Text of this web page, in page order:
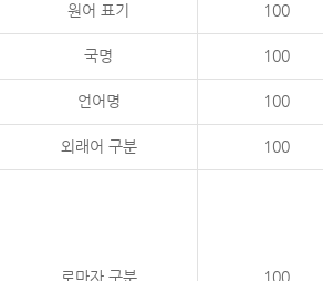
원어 표기 100
국명 100
언어명 100
외래어 구분 100
로마자 구분 100